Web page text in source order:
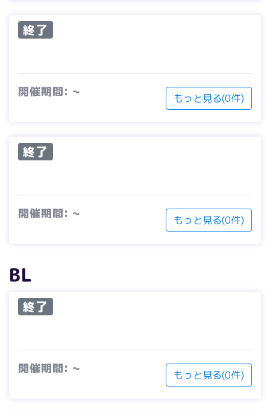
終了
開催期間: ~ もっと見る(0件)
終了
開催期間: ~ もっと見る(0件)
BL
終了
開催期間: ~ もっと見る(0件)